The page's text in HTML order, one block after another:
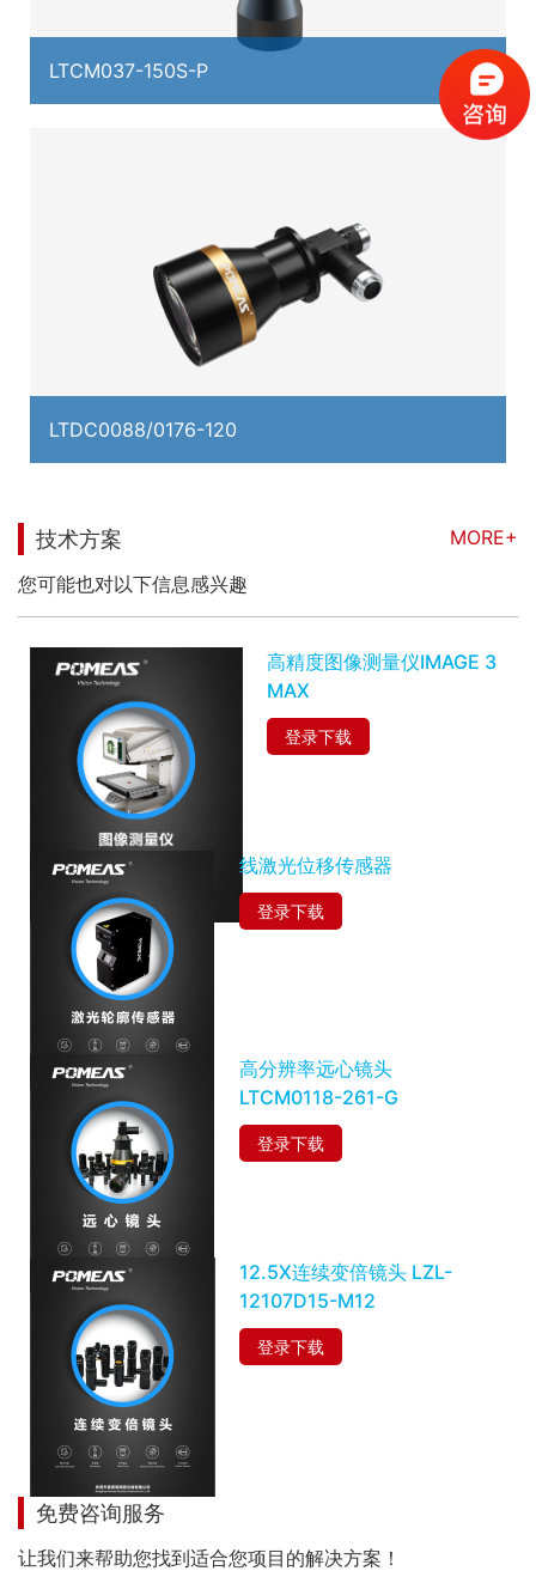
LTCM037-150S-P
LTDC0088/0176-120
技术方案
MORE+
您可能也对以下信息感兴趣
高精度图像测量仪IMAGE 3
MAX
登录下载
线激光位移传感器
登录下载
高分辨率远心镜头
LTCM0118-261-G
登录下载
12.5X连续变倍镜头 LZL-
12107D15-M12
登录下载
免费咨询服务
让我们来帮助您找到适合您项目的解决方案！